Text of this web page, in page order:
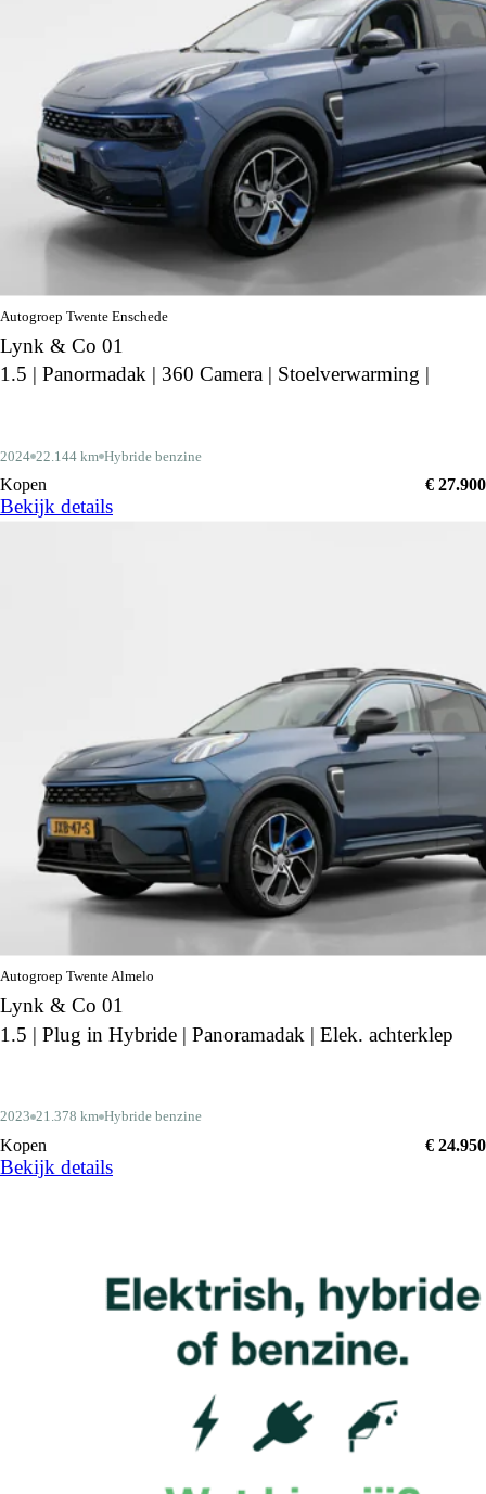
Autogroep Twente Enschede
Lynk & Co 01
1.5 | Panormadak | 360 Camera | Stoelverwarming |
2024 22.144 km Hybride benzine
Kopen € 27.900
Bekijk details
Autogroep Twente Almelo
Lynk & Co 01
1.5 | Plug in Hybride | Panoramadak | Elek. achterklep
2023 21.378 km Hybride benzine
Kopen € 24.950
Bekijk details